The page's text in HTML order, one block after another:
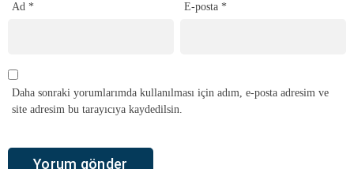
Ad * E-posta *
Daha sonraki yorumlarımda kullanılması için adım, e-posta adresim ve
site adresim bu tarayıcıya kaydedilsin.